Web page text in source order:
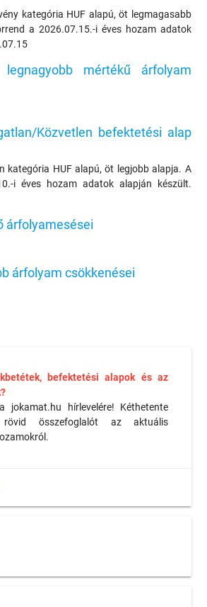
kategória HUF alapú, öt legmagasabb
a 2026.07.15.-i éves hozam adatok
mértékű árfolyam
Közvetlen befektetési alap
kategória HUF alapú, öt legjobb alapja. A
i éves hozam adatok alapján készült.
árfolyamesései
árfolyam csökkenései
befektetési alapok és az
jokamat.hu hírlevelére! Kéthetente
összefoglalót az aktuális